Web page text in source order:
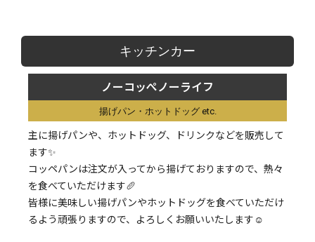
キッチンカー
ノーコッぺノーライフ
揚げパン・ホットドッグ etc.
主に揚げパンや、ホットドッグ、ドリンクなどを販売して
ます✨
コッペパンは注文が入ってから揚げておりますので、熱々
を食べていただけます🥖
皆様に美味しい揚げパンやホットドッグを食べていただけ
るよう頑張りますので、よろしくお願いいたします☺️